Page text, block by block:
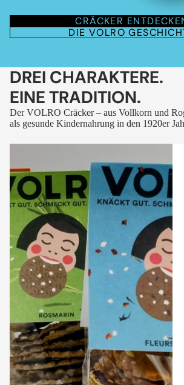
CRÄCKER
DIE VOLRO
DREI CHARAKTERE.
EINE TRADITION.
Der VOLRO Cräcker – aus Vollkorn und
als gesunde Kindernahrung in den 1920er
FLEURS
DES
ALPES